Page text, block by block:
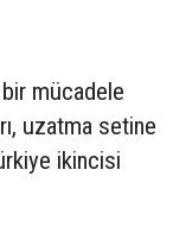
bir mücadele
uzatma setine
ikincisi